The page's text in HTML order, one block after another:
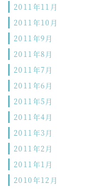
2011年11月
2011年10月
2011年9月
2011年8月
2011年7月
2011年6月
2011年5月
2011年4月
2011年3月
2011年2月
2011年1月
2010年12月